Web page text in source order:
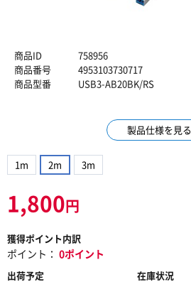
商品ID
758956
商品番号
4953103730717
商品型番
USB3-AB20BK/RS
製品仕様を見る
1m 2m 3m
1,800円
獲得ポイント内訳
ポイント： 0ポイント
出荷予定
在庫状況